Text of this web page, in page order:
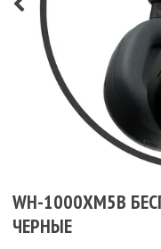
WH-1000XM5B
ЧЕРНЫЕ